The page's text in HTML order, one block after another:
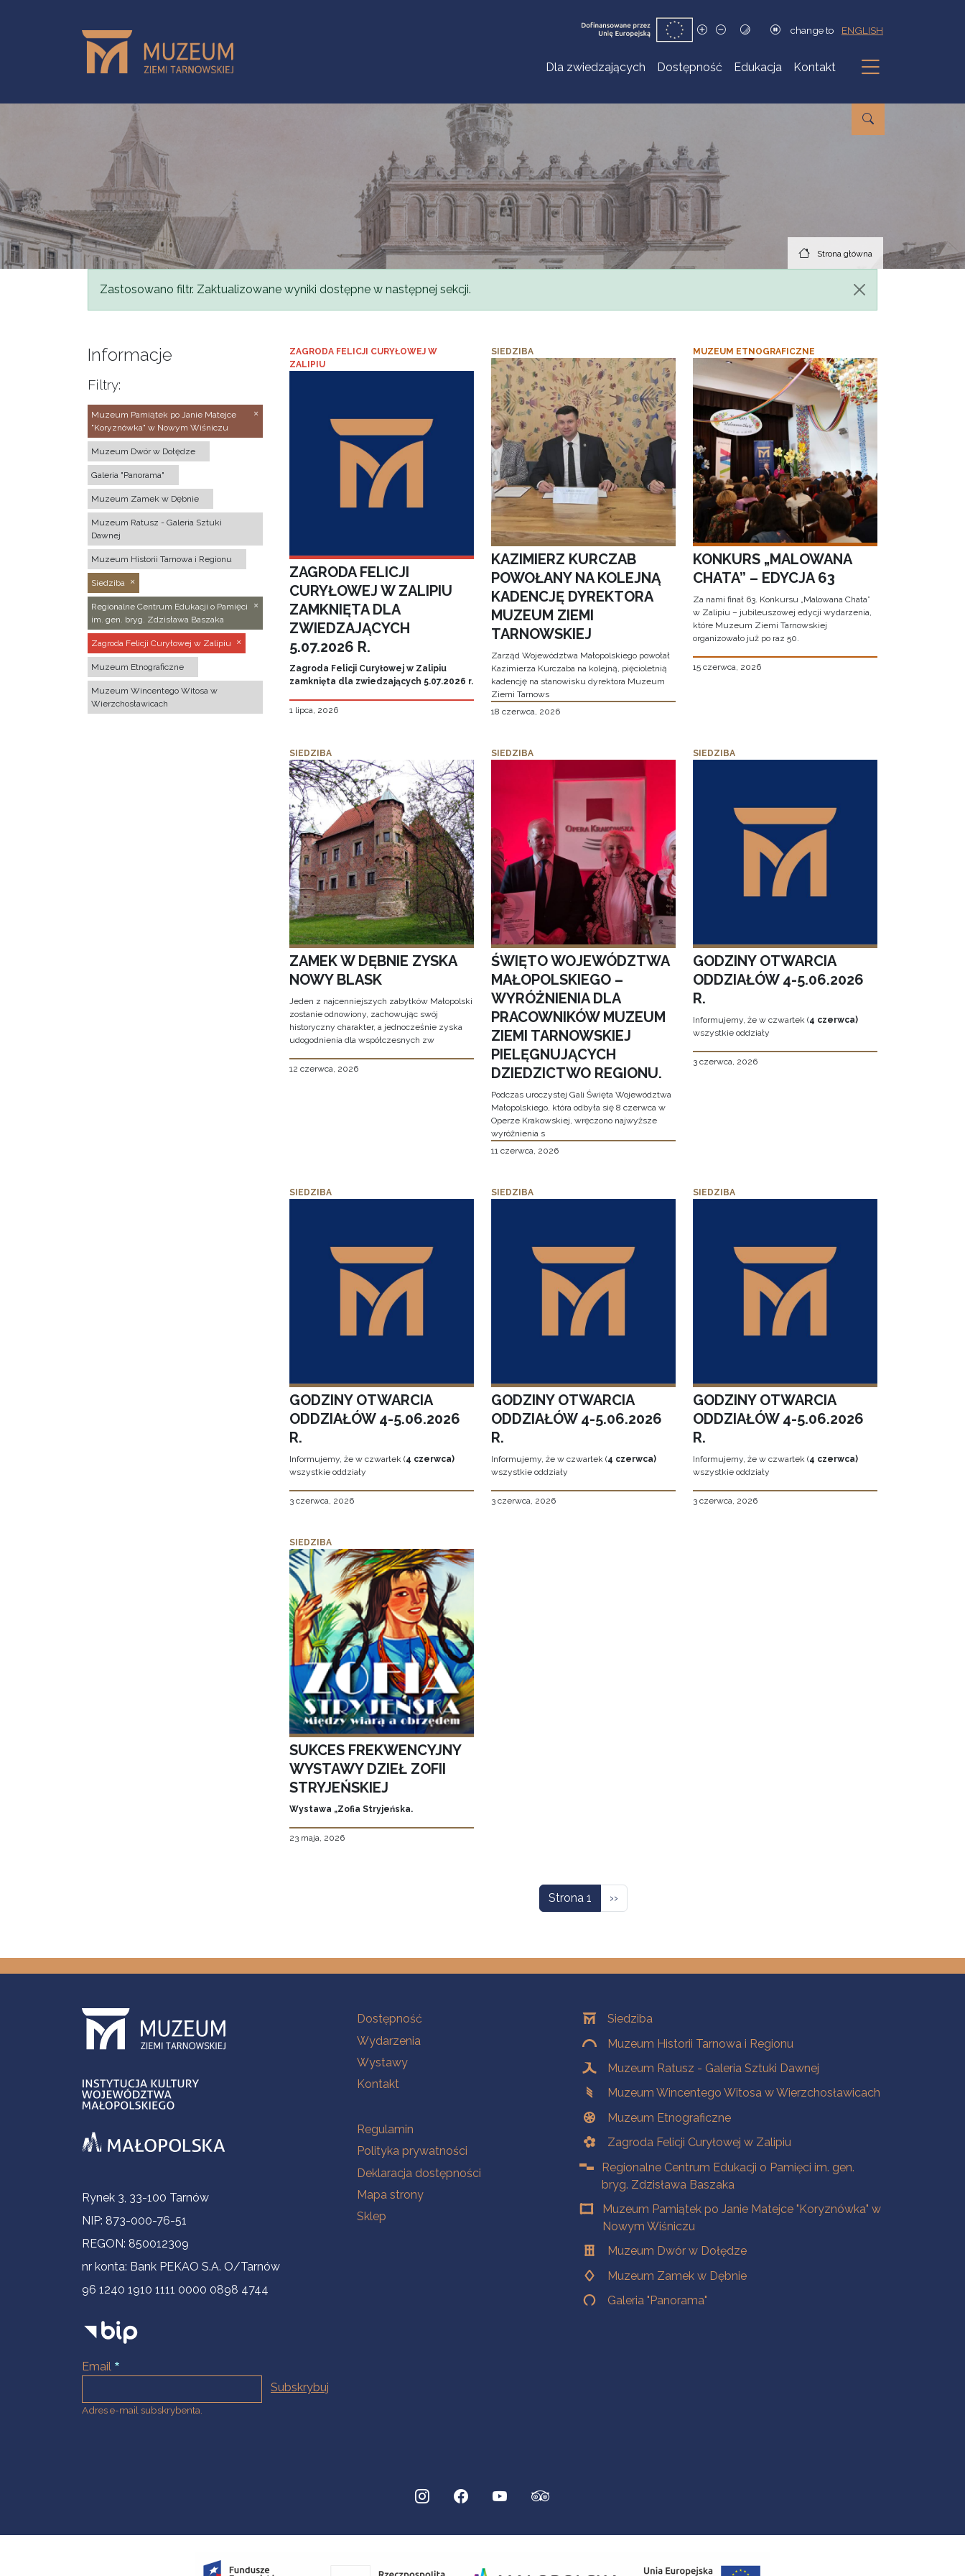
change to ENGLISH
Dla zwiedzających Dostępność Edukacja Kontakt
Podmenu
Strona główna
Komunikat
Zastosowano filtr. Zaktualizowane wyniki dostępne w następnej sekcji.
Informacje
Filtry:
Muzeum Pamiątek po Janie Matejce
"Koryznówka" w Nowym Wiśniczu
Muzeum Dwór w Dołędze
Galeria "Panorama"
Muzeum Zamek w Dębnie
Muzeum Ratusz - Galeria Sztuki
Dawnej
Muzeum Historii Tarnowa i Regionu
Siedziba
Regionalne Centrum Edukacji o Pamięci
im. gen. bryg. Zdzisława Baszaka
Zagroda Felicji Curyłowej w Zalipiu
Muzeum Etnograficzne
Muzeum Wincentego Witosa w
Wierzchosławicach
ZAGRODA FELICJI CURYŁOWEJ W
ZALIPIU
ZAGRODA FELICJI
CURYŁOWEJ W ZALIPIU
ZAMKNIĘTA DLA
ZWIEDZAJĄCYCH
5.07.2026 R.
Zagroda Felicji Curyłowej w Zalipiu
zamknięta dla zwiedzających 5.07.2026 r.
1 lipca, 2026
SIEDZIBA
KAZIMIERZ KURCZAB
POWOŁANY NA KOLEJNĄ
KADENCJĘ DYREKTORA
MUZEUM ZIEMI
TARNOWSKIEJ
Zarząd Województwa Małopolskiego powołał
Kazimierza Kurczaba na kolejną, pięcioletnią
kadencję na stanowisku dyrektora Muzeum
Ziemi Tarnows
18 czerwca, 2026
MUZEUM ETNOGRAFICZNE
KONKURS „MALOWANA
CHATA” – EDYCJA 63
Za nami finał 63. Konkursu „Malowana Chata”
w Zalipiu – jubileuszowej edycji wydarzenia,
które Muzeum Ziemi Tarnowskiej
organizowało już po raz 50.
15 czerwca, 2026
SIEDZIBA
ZAMEK W DĘBNIE ZYSKA
NOWY BLASK
Jeden z najcenniejszych zabytków Małopolski
zostanie odnowiony, zachowując swój
historyczny charakter, a jednocześnie zyska
udogodnienia dla współczesnych zw
12 czerwca, 2026
SIEDZIBA
ŚWIĘTO WOJEWÓDZTWA
MAŁOPOLSKIEGO –
WYRÓŻNIENIA DLA
PRACOWNIKÓW MUZEUM
ZIEMI TARNOWSKIEJ
PIELĘGNUJĄCYCH
DZIEDZICTWO REGIONU.
Podczas uroczystej Gali Święta Województwa
Małopolskiego, która odbyła się 8 czerwca w
Operze Krakowskiej, wręczono najwyższe
wyróżnienia s
11 czerwca, 2026
SIEDZIBA
GODZINY OTWARCIA
ODDZIAŁÓW 4-5.06.2026
R.
Informujemy, że w czwartek (4 czerwca)
wszystkie oddziały
3 czerwca, 2026
SIEDZIBA
GODZINY OTWARCIA
ODDZIAŁÓW 4-5.06.2026
R.
Informujemy, że w czwartek (4 czerwca)
wszystkie oddziały
3 czerwca, 2026
SIEDZIBA
GODZINY OTWARCIA
ODDZIAŁÓW 4-5.06.2026
R.
Informujemy, że w czwartek (4 czerwca)
wszystkie oddziały
3 czerwca, 2026
SIEDZIBA
GODZINY OTWARCIA
ODDZIAŁÓW 4-5.06.2026
R.
Informujemy, że w czwartek (4 czerwca)
wszystkie oddziały
3 czerwca, 2026
SIEDZIBA
SUKCES FREKWENCYJNY
WYSTAWY DZIEŁ ZOFII
STRYJEŃSKIEJ
Wystawa „Zofia Stryjeńska.
23 maja, 2026
Strona 1 Następna strona
››
Informacje kontaktowe
Rynek 3, 33-100 Tarnów
NIP: 873-000-76-51
REGON: 850012309
nr konta: Bank PEKAO S.A. O/Tarnów
96 1240 1910 1111 0000 0898 4744
Email
Adres e-mail subskrybenta.
Na skróty
Dostępność
Wydarzenia
Wystawy
Kontakt
Na skróty
Regulamin
Polityka prywatności
Deklaracja dostępności
Mapa strony
Sklep
OddziałySiedziba
Muzeum Historii Tarnowa i Regionu
Muzeum Ratusz - Galeria Sztuki Dawnej
Muzeum Wincentego Witosa w Wierzchosławicach
Muzeum Etnograficzne
Zagroda Felicji Curyłowej w Zalipiu
Regionalne Centrum Edukacji o Pamięci im. gen.
bryg. Zdzisława Baszaka
Muzeum Pamiątek po Janie Matejce "Koryznówka" w
Nowym Wiśniczu
Muzeum Dwór w Dołędze
Muzeum Zamek w Dębnie
Galeria "Panorama"